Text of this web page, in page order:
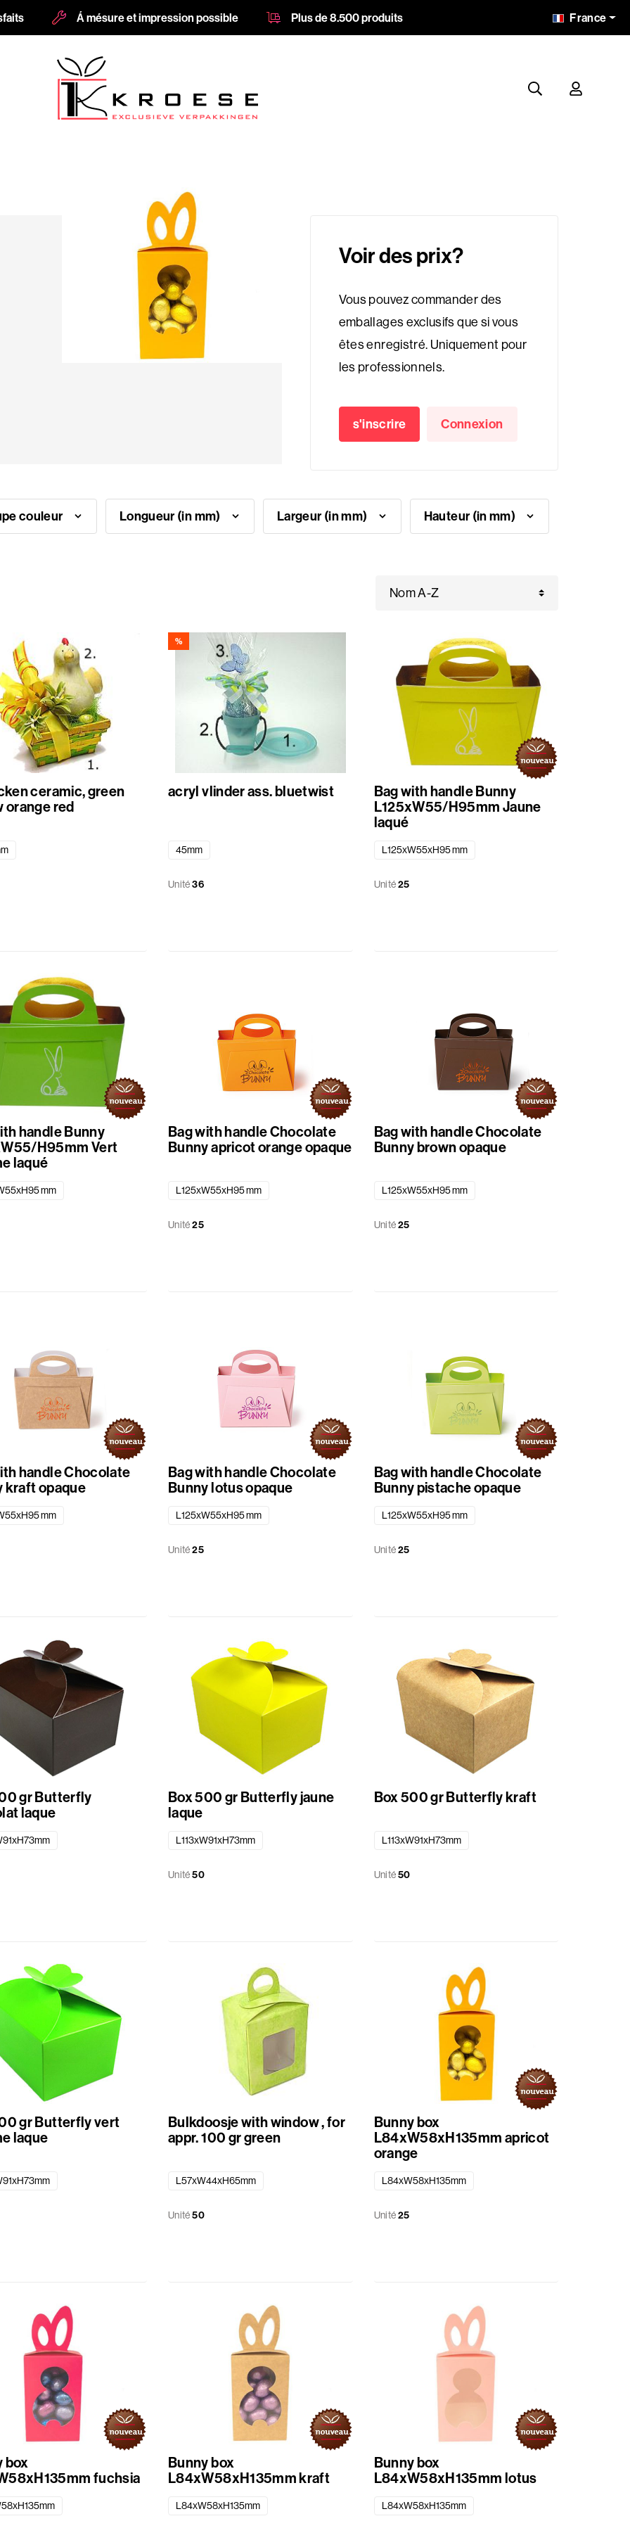
Á mésure et impression possible Plus de 8.500 produits France
Voir des prix?
Vous pouvez commander des
emballages exclusifs que si vous
êtes enregistré. Uniquement pour
les professionnels.
s'inscrire Connexion
couleur Longueur (in mm) Largeur (in mm) Hauteur (in mm)
ceramic, green
orange red
%
acryl vlinder ass. bluetwist
45mm
Unité36
Bag with handle Bunny
L125xW55/H95mm Jaune
laqué
L125xW55xH95 mm
Unité25
handle Bunny
H95mm Vert
laqué
mm
Bag with handle Chocolate
Bunny apricot orange opaque
L125xW55xH95 mm
Unité25
Bag with handle Chocolate
Bunny brown opaque
L125xW55xH95 mm
Unité25
handle Chocolate
kraft opaque
mm
Bag with handle Chocolate
Bunny lotus opaque
L125xW55xH95 mm
Unité25
Bag with handle Chocolate
Bunny pistache opaque
L125xW55xH95 mm
Unité25
gr Butterfly
laque
Box 500 gr Butterfly jaune
laque
L113xW91xH73mm
Unité50
Box 500 gr Butterfly kraft
L113xW91xH73mm
Unité50
gr Butterfly vert
laque
Bulkdoosje with window , for
appr. 100 gr green
L57xW44xH65mm
Unité50
Bunny box
L84xW58xH135mm apricot
orange
L84xW58xH135mm
Unité25
box
fuchsia
Bunny box
L84xW58xH135mm kraft
L84xW58xH135mm
Bunny box
L84xW58xH135mm lotus
L84xW58xH135mm